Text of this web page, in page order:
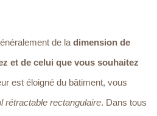
de la dimension de
et de celui que vous souhaitez
est éloigné du bâtiment, vous
rétractable rectangulaire. Dans tous